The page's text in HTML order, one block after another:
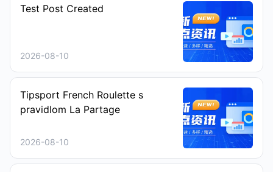
Test Post Created
2026-08-10
Tipsport French Roulette s
pravidlom La Partage
2026-08-10